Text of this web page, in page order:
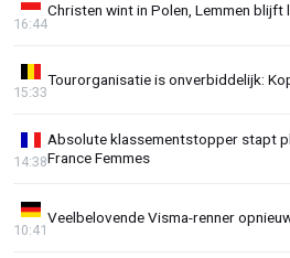
Christen wint in Polen, Lemmen blijft
16:44
Tourorganisatie is onverbiddelijk:
15:33
Absolute klassementstopper stapt
France Femmes
14:38
Veelbelovende Visma-renner
10:41